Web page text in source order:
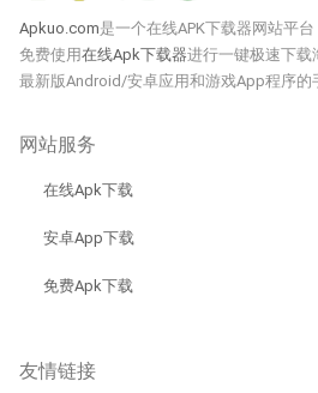
Apkuo.com是一个在线APK下载器网站平台
免费使用在线Apk下载器进行一键极速下载
最新版Android/安卓应用和游戏App程序的
网站服务
在线Apk下载
安卓App下载
免费Apk下载
友情链接